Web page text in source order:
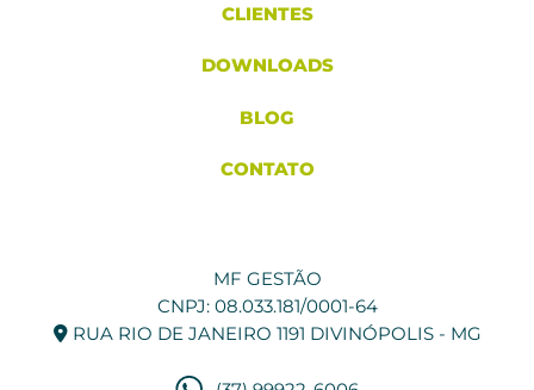
CLIENTES
DOWNLOADS
BLOG
CONTATO
MF GESTÃO
CNPJ: 08.033.181/0001-64
RUA RIO DE JANEIRO 1191 DIVINÓPOLIS - MG